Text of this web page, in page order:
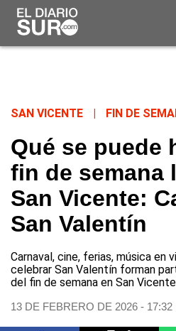
SAN VICENTE FIN DE
Qué se puede
fin de semana
San Vicente:
San Valentín
Carnaval, cine, ferias, música en
celebrar San Valentín forman
del fin de semana en San
13 DE FEBRERO DE 2026 - 17:32